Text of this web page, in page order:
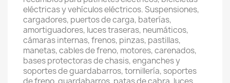
eléctricas y vehículos eléctricos. Suspensiones,
cargadores, puertos de carga, baterías,
amortiguadores, luces traseras, neumáticos,
cámaras internas, frenos, pinzas, pastillas,
manetas, cables de freno, motores, carenados,
bases protectoras de chasis, enganches y
soportes de guardabarros, tornillería, soportes